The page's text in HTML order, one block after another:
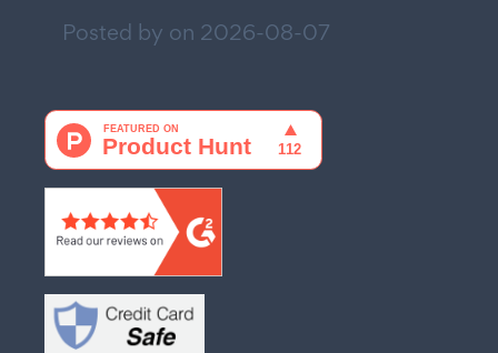
Posted by on 2026-08-07